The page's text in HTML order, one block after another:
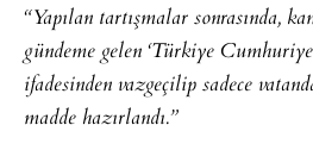
“Yapılan tartışmalar sonrasında,
gündeme gelen ‘Türkiye
ifadesinden vazgeçilip sadece
madde hazırlandı.”